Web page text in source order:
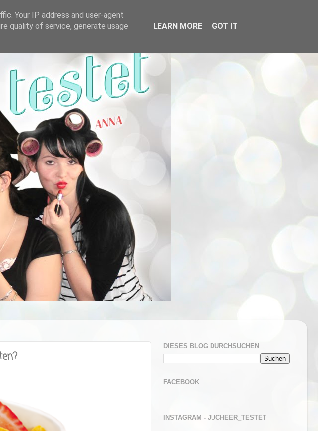
DIESES BLOG DURCHSUCHEN
FACEBOOK
INSTAGRAM - JUCHEER_TESTET
Your IP address and user-agent
quality of service, generate usage
LEARN MORE GOT IT